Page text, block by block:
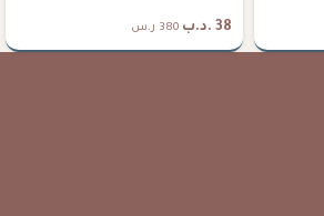
38 .د.ب 380 ر.س